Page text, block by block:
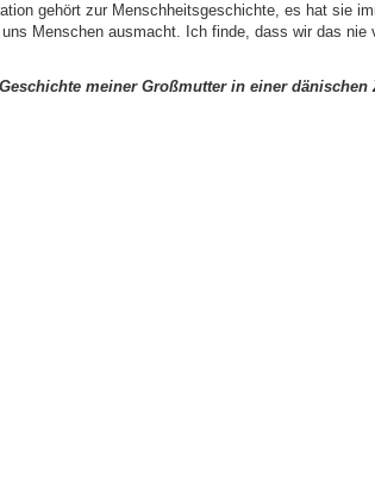
gehört zur Menschheitsgeschichte, es hat sie
Menschen ausmacht. Ich finde, dass wir das nie
meiner Großmutter in einer dänischen